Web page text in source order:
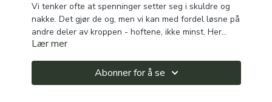
Vi tenker ofte at spenninger setter seg i skuldre og
nakke. Det gjør de og, men vi kan med fordel løsne på
andre deler av kroppen - hoftene, ikke minst. Her
setter det seg ofte mye spenninger uten at vi egentlig
kjenner at du trenger mer energi, og når du samtidig
har behov for å ta en liten time-out fra stress og jag.
Vanskelighetsgrad: Lav
Intensitetsgrad: Lav
Lær mer
Abonner for å se